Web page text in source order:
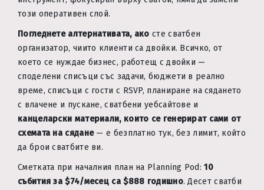
този оперативен слой.
Погледнете алтернативата, ако сте сватбен
организатор, чиито клиенти са двойки. Всичко, от
което се нуждае бизнес, работещ с двойки —
споделени списъци със задачи, бюджети в реално
време, списъци с гости с RSVP, планиране на сядането
с влачене и пускане, сватбени уебсайтове и
канцеларски материали, които се генерират сами от
схемата на сядане— е безплатно тук, без лимит, който
да брои сватбите ви.
Сметката при началния план на Planning Pod:10
събития за $74/месец са $888 годишно. Десет сватби